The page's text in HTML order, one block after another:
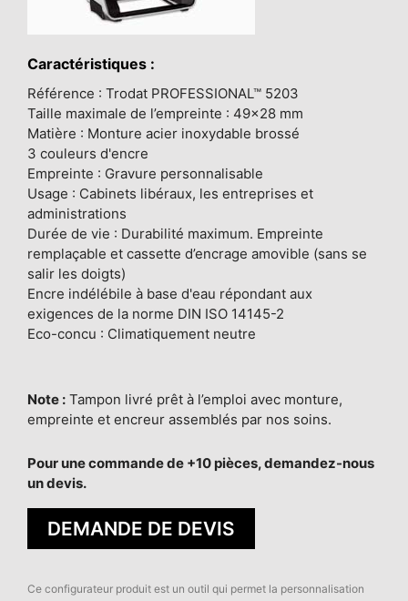
Caractéristiques :
Référence : Trodat PROFESSIONAL™ 5203
Taille maximale de l’empreinte : 49x28 mm
Matière : Monture acier inoxydable brossé
3 couleurs d'encre
Empreinte : Gravure personnalisable
Usage : Cabinets libéraux, les entreprises et
administrations
Durée de vie : Durabilité maximum. Empreinte
remplaçable et cassette d’encrage amovible (sans se
salir les doigts)
Encre indélébile à base d'eau répondant aux
exigences de la norme DIN ISO 14145-2
Eco-concu : Climatiquement neutre
Note : Tampon livré prêt à l’emploi avec monture,
empreinte et encreur assemblés par nos soins.
Pour une commande de +10 pièces, demandez-nous
un devis.
DEMANDE DE DEVIS
Ce configurateur produit est un outil qui permet la personnalisation